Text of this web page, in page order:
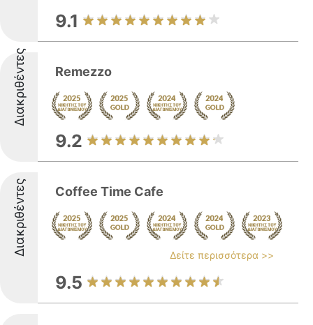
9.1
Διακριθέντες Remezzo
9.2
Διακριθέντες Coffee Time Cafe
Δείτε περισσότερα >>
9.5